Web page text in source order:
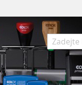
Search